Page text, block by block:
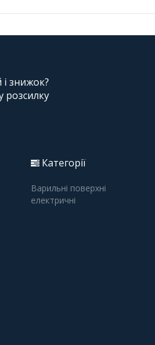
і знижок?
розсилку
Категорії
Варильні поверхні
електричні